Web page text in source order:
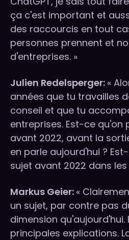
ça c'est important et
des raccourcis en tout
personnes prennent et
d'entreprises. »
Julien Redelsperger: «
années que tu travailles
conseil et que tu
entreprises. Est-ce qu'on
avant 2022, avant la
en parle aujourd'hui ?
sujet avant 2022 dans
Markus Geier: «
un sujet, par contre pas
dimension qu'aujourd'hui.
principales explications.